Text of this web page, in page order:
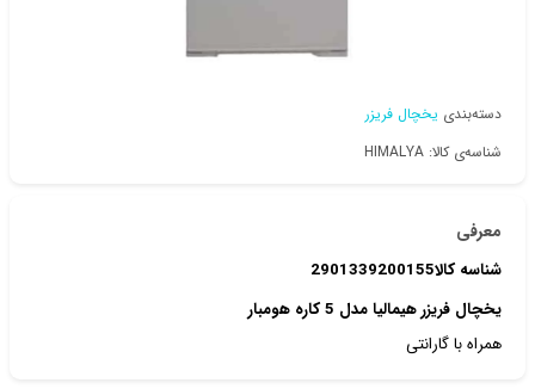
دسته‌بندی یخچال فریزر
شناسه‌ی کالا: HIMALYA
معرفی
شناسه کالا2901339200155
یخچال فریزر هیمالیا مدل 5 کاره هومبار
همراه با گارانتی